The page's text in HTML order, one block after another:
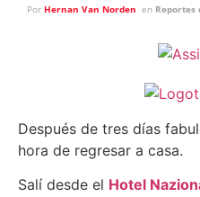
Por Hernan Van Norden en Reportes
Después de tres días
hora de regresar a casa.
Salí desde el Hotel